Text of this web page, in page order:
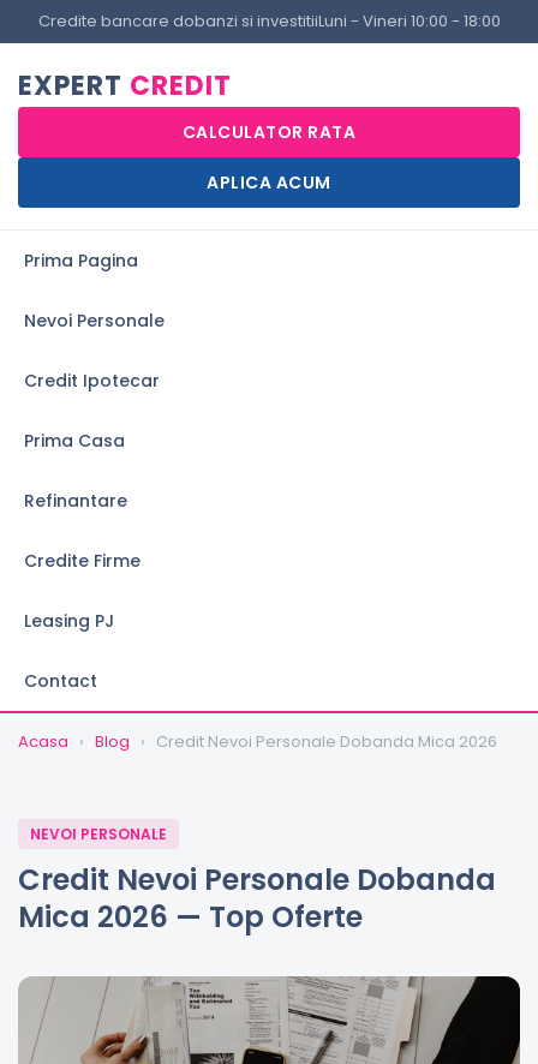
Credite bancare dobanzi si investitiiLuni - Vineri 10:00 - 18:00
EXPERT CREDIT
CALCULATOR RATA
APLICA ACUM
Prima Pagina
Nevoi Personale
Credit Ipotecar
Prima Casa
Refinantare
Credite Firme
Leasing PJ
Contact
Acasa › Blog › Credit Nevoi Personale Dobanda Mica 2026
NEVOI PERSONALE
Credit Nevoi Personale Dobanda
Mica 2026 — Top Oferte